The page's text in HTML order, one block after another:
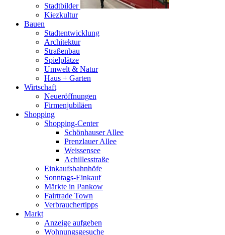
Stadtbilder
Kiezkultur
Bauen
Stadtentwicklung
Architektur
Straßenbau
Spielplätze
Umwelt & Natur
Haus + Garten
Wirtschaft
Neueröffnungen
Firmenjubiläen
Shopping
Shopping-Center
Schönhauser Allee
Prenzlauer Allee
Weissensee
Achillesstraße
Einkaufsbahnhöfe
Sonntags-Einkauf
Märkte in Pankow
Fairtrade Town
Verbrauchertipps
Markt
Anzeige aufgeben
Wohnungsgesuche